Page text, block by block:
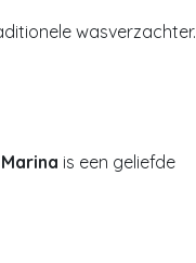
wasverzachter.
is een geliefde